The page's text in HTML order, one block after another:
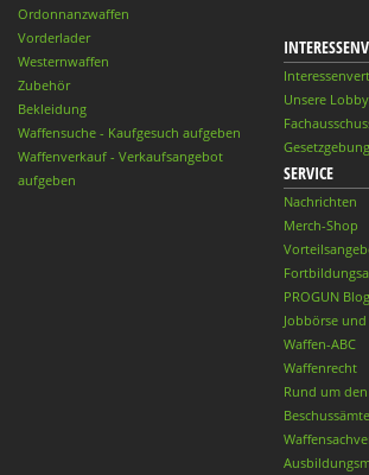
Ordonnanzwaffen
Vorderlader
Westernwaffen
Zubehör
Bekleidung
Waffensuche - Kaufgesuch aufgeben
Waffenverkauf - Verkaufsangebot
aufgeben
Unsere
SERVICE
Nachrichten
Merch-Shop
PROGUN Blog
Jobbörse
Waffen-ABC
Waffenrecht
Rund um